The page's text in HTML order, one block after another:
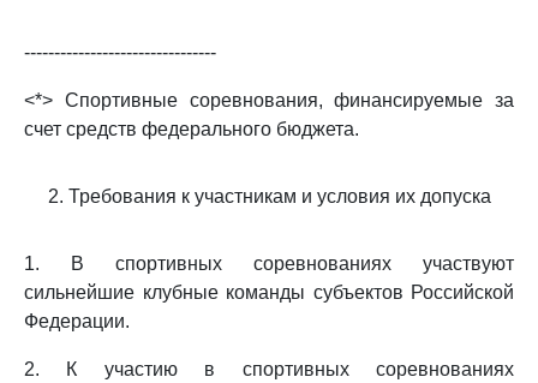
--------------------------------
<*> Спортивные соревнования, финансируемые за
счет средств федерального бюджета.
2. Требования к участникам и условия их допуска
1. В спортивных соревнованиях участвуют
сильнейшие клубные команды субъектов Российской
Федерации.
2. К участию в спортивных соревнованиях